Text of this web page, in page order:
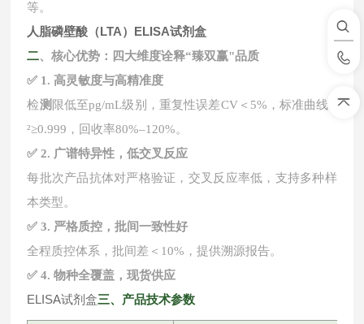
等。
人脂磷壁酸（LTA）ELISA试剂盒
二、核心优势：四大维度诠释“臻双赢"品质
✅ 1. 高灵敏度与高精准度
检测 限低至pg/mL级别，重复性误差CV＜5%，标准曲线R
²≥0.999，回收率80%–120%。
✅ 2. 广谱特异性，低交叉反应
每批次产品抗体对严格验证，交叉反应率低，支持多种样
本类型。
✅ 3. 严格质控，批间一致性好
全程质控体系，批间差＜ 10%，提供溯源报告。
✅ 4. 物种全覆盖，现货供应
ELISA试剂盒三、产品技术参数